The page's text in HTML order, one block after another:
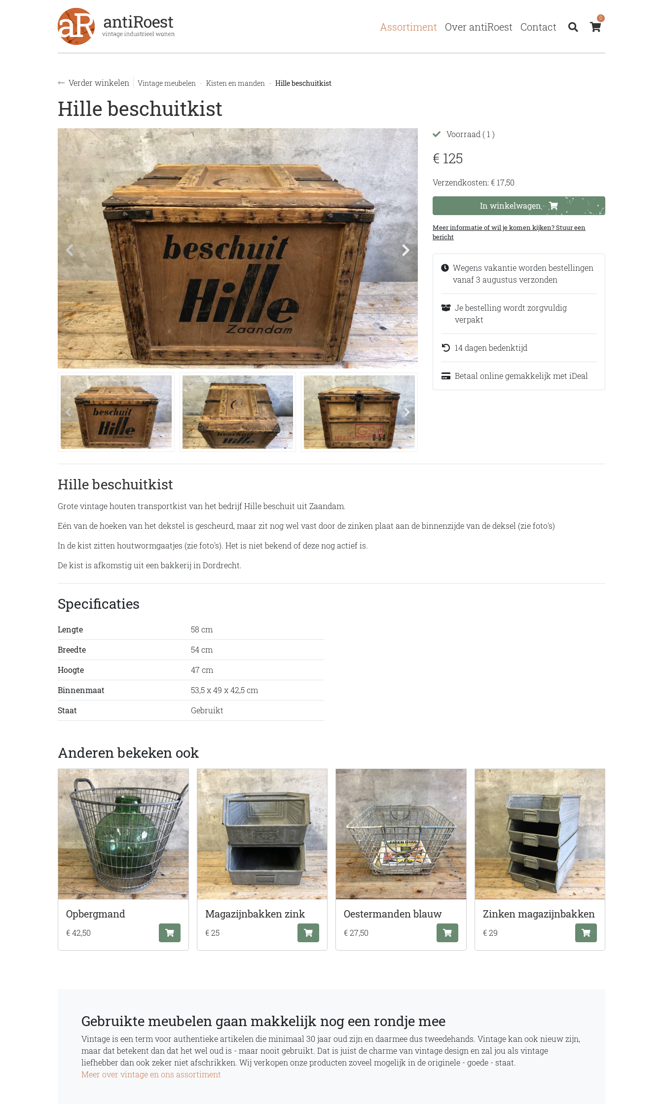
Assortiment Over antiRoest Contact
0
Verder winkelen Breadcrumbs
Vintage meubelen Kisten en manden Hille beschuitkist
Hille beschuitkist
Voorraad ( 1 )
€ 125
Verzendkosten: € 17,50
In winkelwagen
Meer informatie of wil je komen kijken? Stuur een
bericht
Wegens vakantie worden bestellingen
vanaf 3 augustus verzonden
Je bestelling wordt zorgvuldig
verpakt
14 dagen bedenktijd
Betaal online gemakkelijk met iDeal
Hille beschuitkist
Grote vintage houten transportkist van het bedrijf Hille beschuit uit Zaandam.
Eén van de hoeken van het dekstel is gescheurd, maar zit nog wel vast door de zinken plaat aan de binnenzijde van de deksel (zie foto's)
In de kist zitten houtwormgaatjes (zie foto's). Het is niet bekend of deze nog actief is.
De kist is afkomstig uit een bakkerij in Dordrecht.
Specificaties
Lengte
58 cm
Breedte
54 cm
Hoogte
47 cm
Binnenmaat
53,5 x 49 x 42,5 cm
Staat
Gebruikt
Anderen bekeken ook
Opbergmand
€ 42,50
Magazijnbakken zink
€ 25
Oestermanden blauw
€ 27,50
Zinken magazijnbakken
€ 29
Gebruikte meubelen gaan makkelijk nog een rondje mee
Vintage is een term voor authentieke artikelen die minimaal 30 jaar oud zijn en daarmee dus tweedehands. Vintage kan ook nieuw zijn,
maar dat betekent dan dat het wel oud is - maar nooit gebruikt. Dat is juist de charme van vintage design en zal jou als vintage
liefhebber dan ook zeker niet afschrikken. Wij verkopen onze producten zoveel mogelijk in de originele - goede - staat.
Meer over vintage en ons assortiment